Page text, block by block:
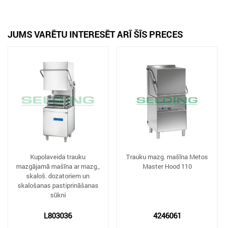
JUMS VARĒTU INTERESĒT ARĪ ŠĪS PRECES
Kupolaveida trauku
mazgājamā mašīna ar mazg.,
skaloš. dozatoriem un
skalošanas pastiprināšanas
sūkni
L803036
Trauku mazg. mašīna Metos
Master Hood 110
4246061